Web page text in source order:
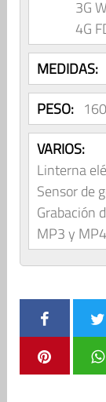
3G
4G
MEDIDAS:
PESO:
VARIOS:
Linterna
Sensor de
Grabación
MP3 y MP4